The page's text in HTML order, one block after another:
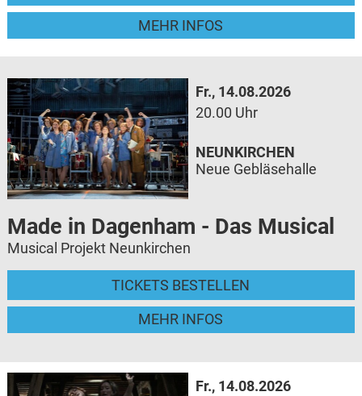
MEHR INFOS
Fr., 14.08.2026
20.00 Uhr
Made in Dagenham - Das Musical
Musical Projekt Neunkirchen
TICKETS BESTELLEN
MEHR INFOS
NEUNKIRCHEN
Neue Gebläsehalle
Fr., 14.08.2026